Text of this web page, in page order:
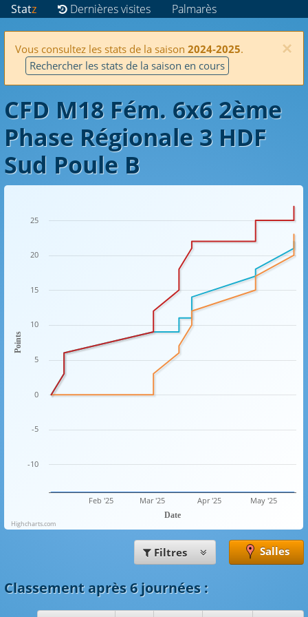
Statz Dernières visites Palmarès
×
Vous consultez les stats de la saison 2024-2025.
Rechercher les stats de la saison en cours
CFD M18 Fém. 6x6 2ème
Phase Régionale 3 HDF
Sud Poule B
Date
Points
Feb '25 Mar '25 Apr '25 May '25
-10
-5
0
5
10
15
20
25
Highcharts.com
Filtres Salles
Classement après 6 journées: